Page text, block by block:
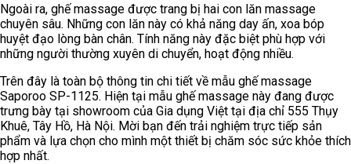
Ngoài ra, ghế massage được trang bị hai con lăn massage
chuyên sâu. Những con lăn này có khả năng day ấn, xoa bóp
huyệt đạo lòng bàn chân. Tính năng này đặc biệt phù hợp với
những người thường xuyên di chuyển, hoạt động nhiều.
Trên đây là toàn bộ thông tin chi tiết về mẫu ghế massage
Saporoo SP-1125. Hiện tại mẫu ghế massage này đang được
trưng bày tại showroom của Gia dụng Việt tại địa chỉ 555 Thụy
Khuê, Tây Hồ, Hà Nội. Mời bạn đến trải nghiệm trực tiếp sản
phẩm và lựa chọn cho mình một thiết bị chăm sóc sức khỏe thích
hợp nhất.